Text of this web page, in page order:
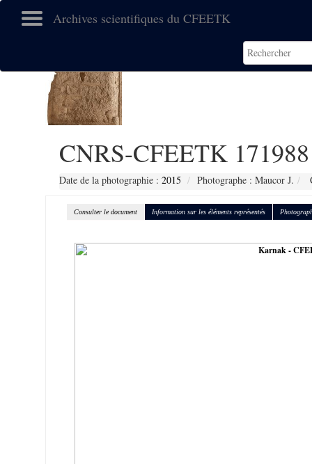
Archives scientifiques du CFEETK
CNRS-CFEETK 171988
Date de la photographie : 2015 Photographe : Maucor J.
Consulter le document Information sur les éléments représentés